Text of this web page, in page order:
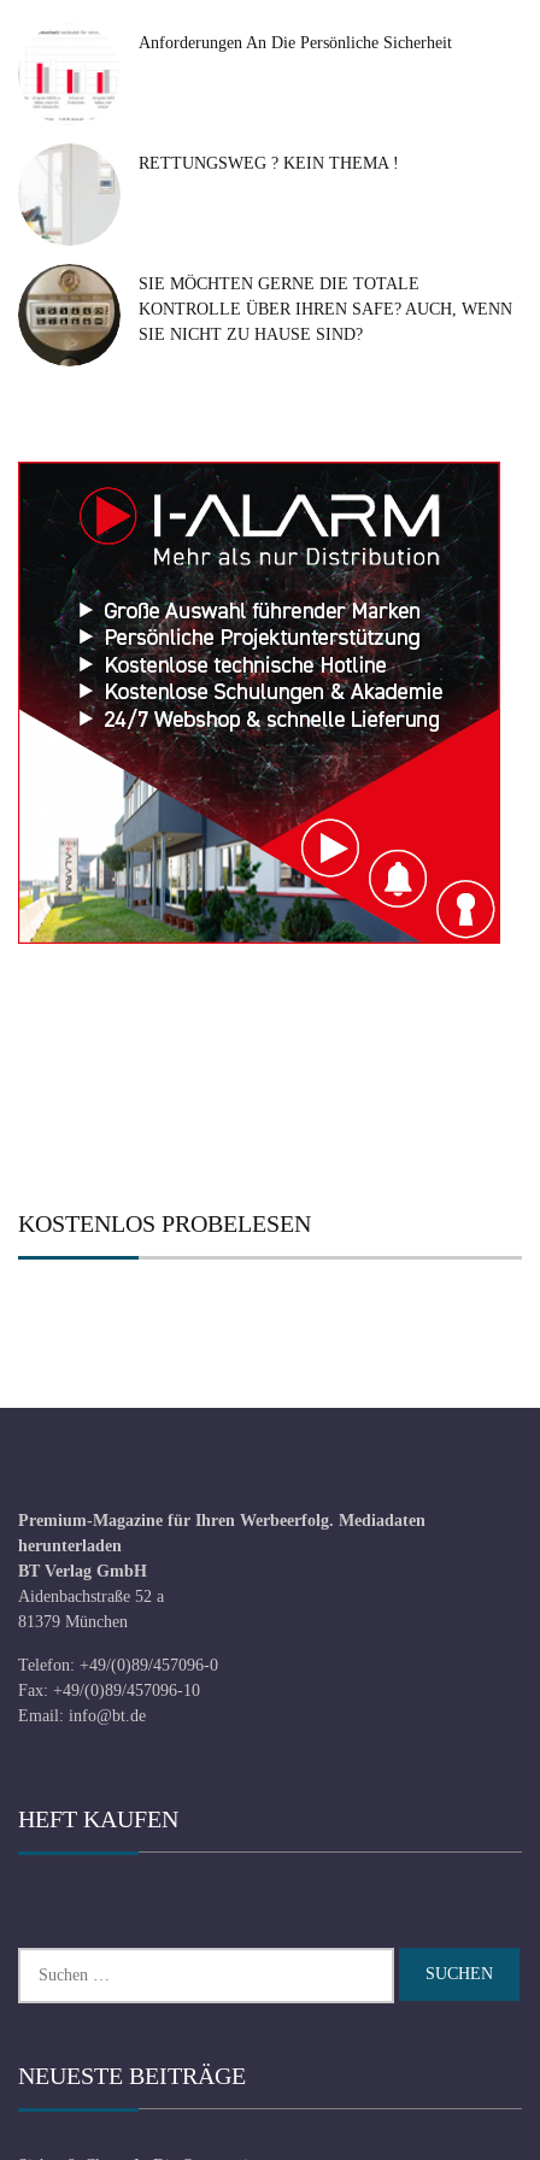
Suchen
nach:
Anforderungen An Die Persönliche Sicherheit
RETTUNGSWEG ? KEIN THEMA !
SIE MÖCHTEN GERNE DIE TOTALE
KONTROLLE ÜBER IHREN SAFE? AUCH, WENN
SIE NICHT ZU HAUSE SIND?
KOSTENLOS PROBELESEN
Premium-Magazine für Ihren Werbeerfolg. Mediadaten
herunterladen
BT Verlag GmbH
Aidenbachstraße 52 a
81379 München
Telefon: +49/(0)89/457096-0
Fax: +49/(0)89/457096-10
Email: info@bt.de
HEFT KAUFEN
Suchen
NEUESTE BEITRÄGE